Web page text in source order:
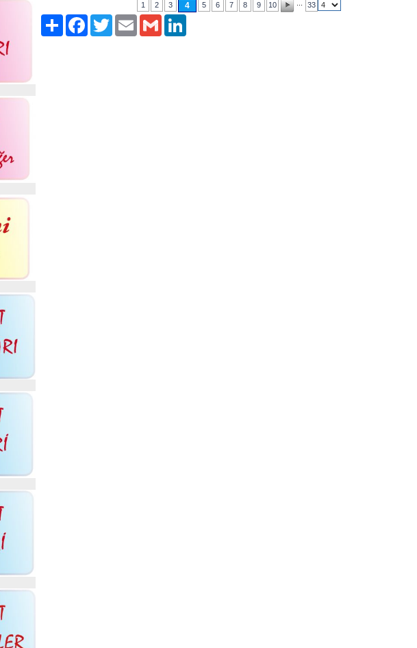
1 2 3 4 5 6 7 8 9 10 33
Paylaş FacebookTwitter Email Gmail